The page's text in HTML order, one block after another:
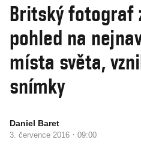
Britský fotograf
pohled na
místa světa,
snímky
Daniel Baret
3. července 2016 · 09:00